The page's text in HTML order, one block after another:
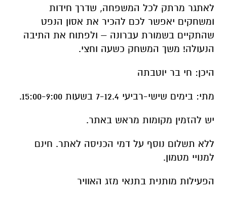
לאתגר מרתק לכל המשפחה, שדרך חידות
ומשחקים יאפשר לכם להכיר את אסון הנפט
שהתקיים בשמורת עברונה – ולפתוח את התיבה
הנעולה! משך המשחק כשעה וחצי.
היכן: חי בר יוטבתה
מתי: בימים שישי-רביעי 7-12.4 בשעות 15:00-9:00.
יש להזמין מקומות מראש באתר.
ללא תשלום נוסף על דמי הכניסה לאתר. חינם
למנויי מטמון.
הפעילות מותנית בתנאי מזג האוויר